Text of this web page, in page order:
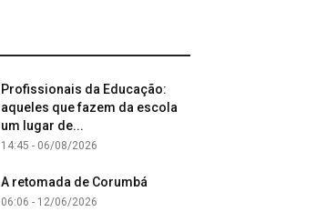
Profissionais da Educação:
aqueles que fazem da escola
um lugar de...
14:45 - 06/08/2026
A retomada de Corumbá
06:06 - 12/06/2026